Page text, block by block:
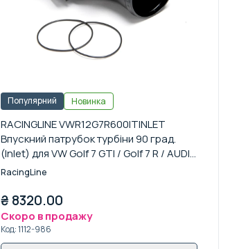
Популярний Новинка
RACINGLINE VWR12G7R600ITINLET
Впускний патрубок турбіни 90 град.
(Inlet) для VW Golf 7 GTI / Golf 7 R / AUDI
S3 8V
RacingLine
₴ 8320.00
Скоро в продажу
Код:1112-986